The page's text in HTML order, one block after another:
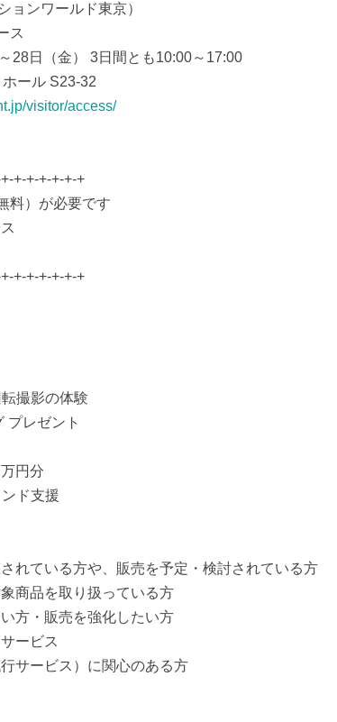
ョンワールド東京）
ス
日（金） 3日間とも10:00～17:00
ール S23-32
visitor/access/
+-+-+-+-+-+
料）が必要です
+-+-+-+-+-+
撮影の体験
レゼント
円分
ド支援
れている方や、販売を予定・検討されている方
商品を取り扱っている方
方・販売を強化したい方
ービス
サービス）に関心のある方